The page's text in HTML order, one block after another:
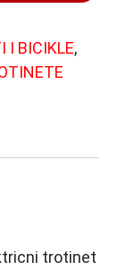
I BICIKLE,
trotinet